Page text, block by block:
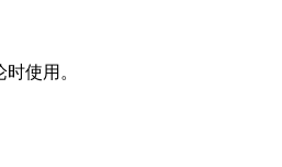
使用。